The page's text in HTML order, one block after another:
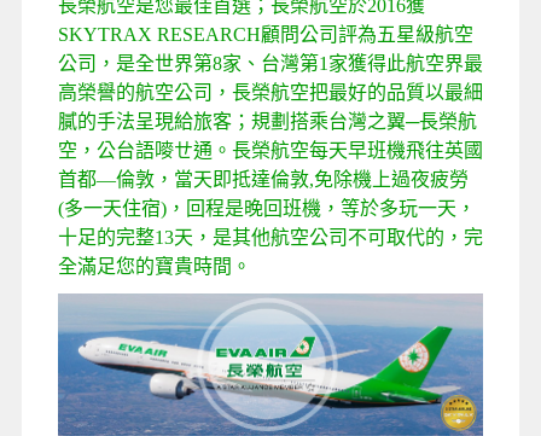
長榮航空是您最佳首選； 長榮航空於2016獲
SKYTRAX RESEARCH顧問公司評為五星級航空
公司，是全世界第8家、台灣第1 家獲得此航空界最
高榮譽的航空公司，長榮航空把最好的品質以最細
膩的手法呈現給旅客；規劃搭乘台灣之翼─長榮航
空，公台語嘜ㄝ通。長榮航空每天早班機飛往英國
首都—倫敦，當天即抵達倫敦,免除機上過夜疲勞
(多一天住宿)，回程是晚回班機，等於多玩一天，
十足的完整13天，是其他航空公司不可取代的，完
全滿足您的寶貴時間。